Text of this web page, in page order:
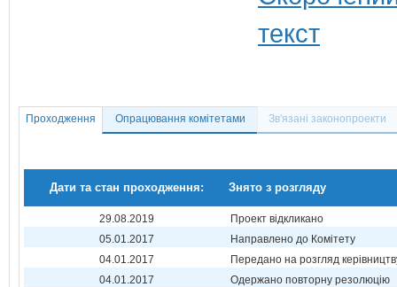
Проходження Опрацювання комітетами Зв'язані законопроекти
Дати та стан проходження: Знято з розгляду
29.08.2019
Проект відкликано
05.01.2017
Направлено до Комітету
04.01.2017
Передано на розгляд
04.01.2017
Одержано повторну резолюцію